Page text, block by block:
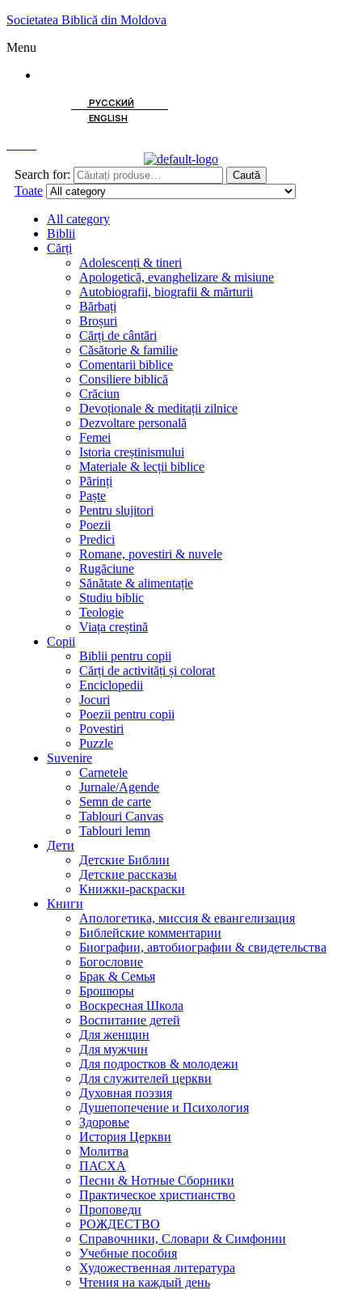
Societatea Biblică din Moldova
Menu
РУССКИЙ
ENGLISH
Search for: Caută
Toate
All category
Biblii
Cărți
Adolescenți & tineri
Apologetică, evanghelizare & misiune
Autobiografii, biografii & mărturii
Bărbați
Broșuri
Cărți de cântări
Căsătorie & familie
Comentarii biblice
Consiliere biblică
Crăciun
Devoționale & meditații zilnice
Dezvoltare personală
Femei
Istoria creștinismului
Materiale & lecții biblice
Părinți
Paște
Pentru slujitori
Poezii
Predici
Romane, povestiri & nuvele
Rugăciune
Sănătate & alimentație
Studiu biblic
Teologie
Viața creștină
Copii
Biblii pentru copii
Cărți de activități și colorat
Enciclopedii
Jocuri
Poezii pentru copii
Povestiri
Puzzle
Suvenire
Carnetele
Jurnale/Agende
Semn de carte
Tablouri Canvas
Tablouri lemn
Дети
Детские Библии
Детские рассказы
Книжки-раскраски
Книги
Апологетика, миссия & евангелизация
Библейские комментарии
Биографии, автобиографии & свидетельства
Богословие
Брак & Семья
Брошюры
Воскресная Школа
Воспитание детей
Для женщин
Для мужчин
Для подростков & молодежи
Для служителей церкви
Духовная поэзия
Душепопечение и Психология
Здоровье
История Церкви
Молитва
ПАСХА
Песни & Нотные Сборники
Практическое христианство
Проповеди
РОЖДЕСТВО
Справочники, Словари & Симфонии
Учебные пособия
Художественная литература
Чтения на каждый день